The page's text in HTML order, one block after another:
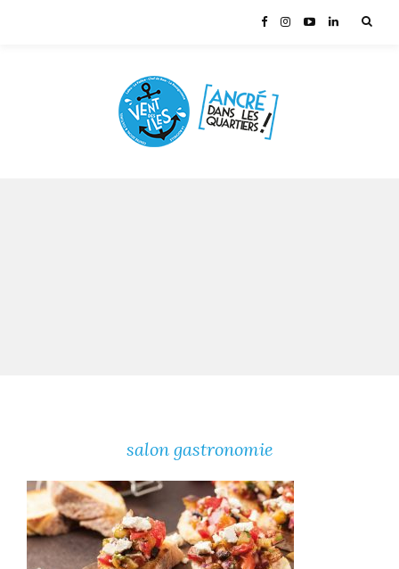
salon gastronomie